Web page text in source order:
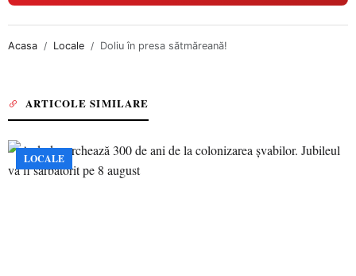
Acasa Locale Doliu în presa sătmăreană!
ARTICOLE SIMILARE
LOCALE